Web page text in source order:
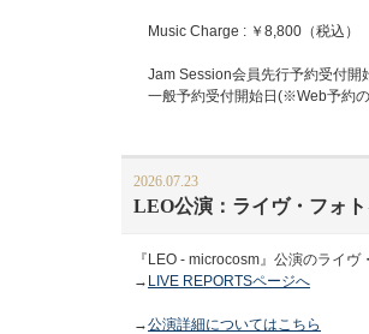
Music Charge : ￥8,800（税込）
Jam Session会員先行予約受付開
一般予約受付開始日(※Web予約
2026.07.23
LEO公演：ライヴ・フォ
『LEO - microcosm』公演のライ
→ LIVE REPORTSページへ
→公演詳細についてはこちら